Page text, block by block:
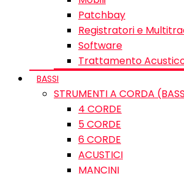
Patchbay
Registratori e
Software
Trattamento
BASSI
STRUMENTI A CORDA
4 CORDE
5 CORDE
6 CORDE
ACUSTICI
MANCINI